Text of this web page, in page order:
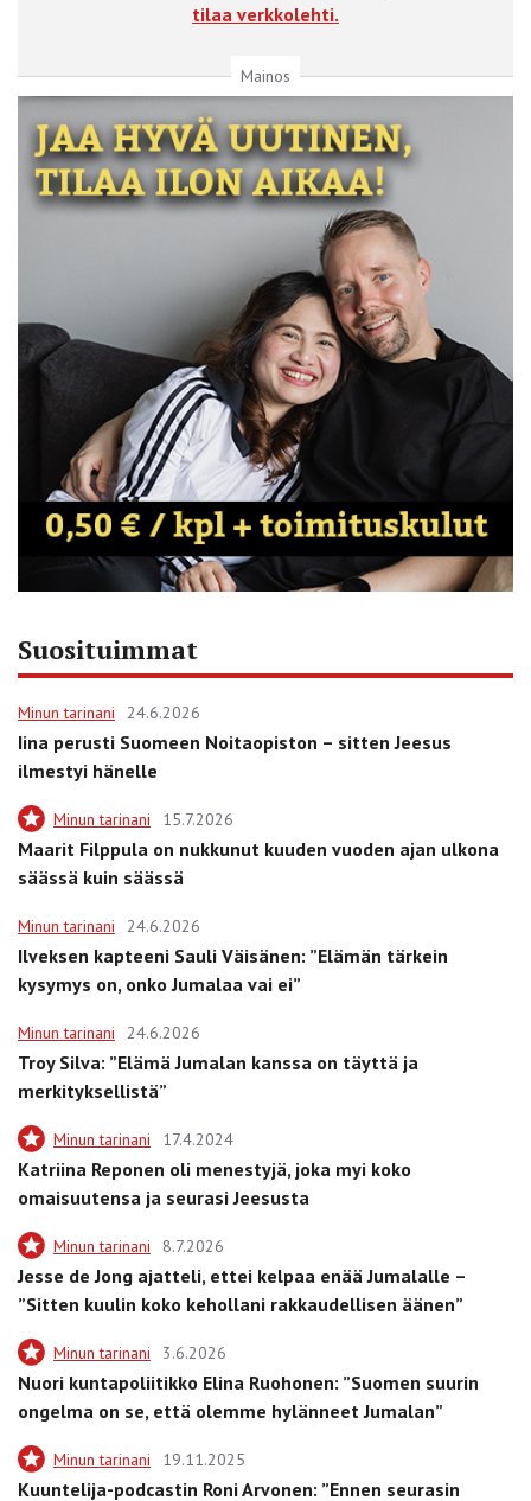
tilaa verkkolehti.
Mainos
Suosituimmat
Minun tarinani 24.6.2026
Iina perusti Suomeen Noitaopiston – sitten Jeesus
ilmestyi hänelle
Minun tarinani 15.7.2026
Maarit Filppula on nukkunut kuuden vuoden ajan ulkona
säässä kuin säässä
Minun tarinani 24.6.2026
Ilveksen kapteeni Sauli Väisänen: ”Elämän tärkein
kysymys on, onko Jumalaa vai ei”
Minun tarinani 24.6.2026
Troy Silva: ”Elämä Jumalan kanssa on täyttä ja
merkityksellistä”
Minun tarinani 17.4.2024
Katriina Reponen oli menestyjä, joka myi koko
omaisuutensa ja seurasi Jeesusta
Minun tarinani 8.7.2026
Jesse de Jong ajatteli, ettei kelpaa enää Jumalalle –
”Sitten kuulin koko kehollani rakkaudellisen äänen”
Minun tarinani 3.6.2026
Nuori kuntapoliitikko Elina Ruohonen: ”Suomen suurin
ongelma on se, että olemme hylänneet Jumalan”
Minun tarinani 19.11.2025
Kuuntelija-podcastin Roni Arvonen: ”Ennen seurasin